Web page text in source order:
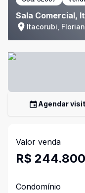
Sala Comercial,
Itacorubi,
Agendar
Valor venda
R$
Condomínio